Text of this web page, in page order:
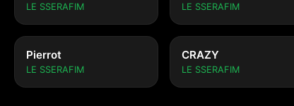
LE SSERAFIM LE SSERAFIM
Pierrot
LE SSERAFIM
CRAZY
LE SSERAFIM